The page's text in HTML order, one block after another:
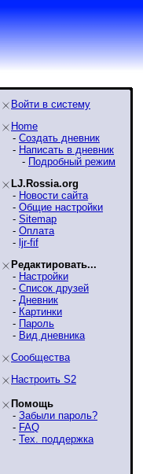
Войти в систему
Home
- Создать дневник
- Написать в дневник
- Подробный режим
LJ.Rossia.org
- Новости сайта
- Общие настройки
- Sitemap
- Оплата
- ljr-fif
Редактировать...
- Настройки
- Список друзей
- Дневник
- Картинки
- Пароль
- Вид дневника
Сообщества
Настроить S2
Помощь
- Забыли пароль?
- FAQ
- Тех. поддержка